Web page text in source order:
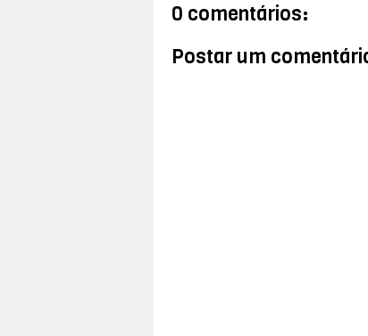
0 comentários:
Postar um